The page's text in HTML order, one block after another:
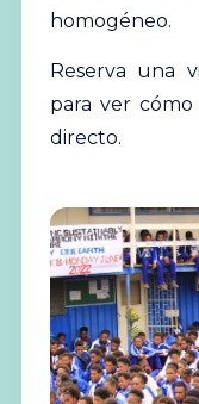
homogéneo.
Reserva una
para ver
directo.